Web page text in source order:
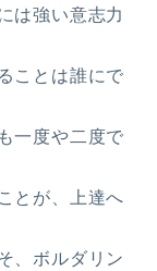
は強い意志力
ことは誰にで
一度や二度で
とが、上達へ
、ボルダリン